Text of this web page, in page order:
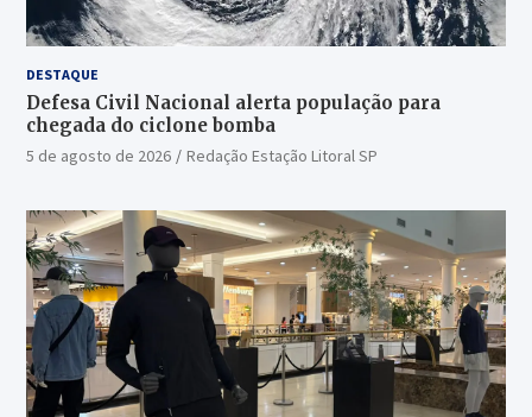
DESTAQUE
Defesa Civil Nacional alerta população para
chegada do ciclone bomba
5 de agosto de 2026 Redação Estação Litoral SP